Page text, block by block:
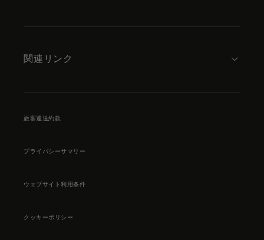
関連リンク
旅客運送約款
プライバシーサマリー
ウェブサイト利用条件
クッキーポリシー